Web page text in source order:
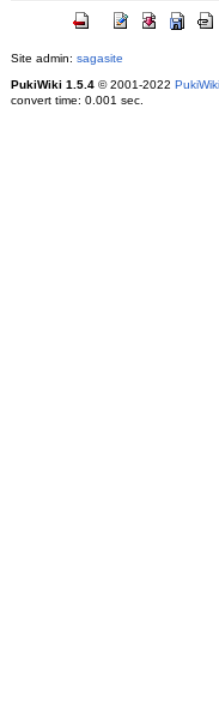
Site admin: sagasite
PukiWiki 1.5.4© 2001-2022
convert time: 0.001 sec.